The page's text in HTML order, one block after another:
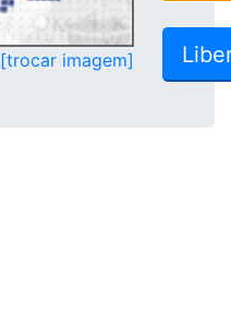
[trocar imagem]